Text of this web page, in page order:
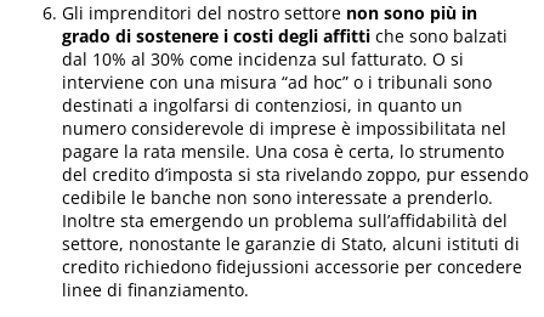
Gli imprenditori del nostro settore non sono più in
grado di sostenere i costi degli affitti che sono balzati
dal 10% al 30% come incidenza sul fatturato. O si
interviene con una misura “ad hoc” o i tribunali sono
destinati a ingolfarsi di contenziosi, in quanto un
numero considerevole di imprese è impossibilitata nel
pagare la rata mensile. Una cosa è certa, lo strumento
del credito d’imposta si sta rivelando zoppo, pur essendo
cedibile le banche non sono interessate a prenderlo.
Inoltre sta emergendo un problema sull’affidabilità del
settore, nonostante le garanzie di Stato, alcuni istituti di
credito richiedono fidejussioni accessorie per concedere
linee di finanziamento.